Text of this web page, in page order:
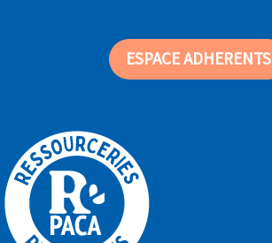
ESPACE ADHERENTS